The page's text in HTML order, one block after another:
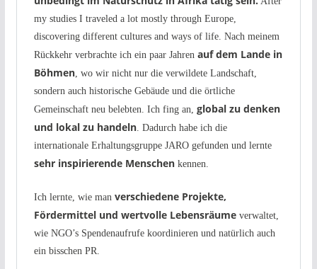
my studies I traveled a lot mostly through Europe,
discovering different cultures and ways of life. Nach meinem
Rückkehr verbrachte ich ein paar Jahren auf dem Lande in
Böhmen, wo wir nicht nur die verwildete Landschaft,
sondern auch historische Gebäude und die örtliche
Gemeinschaft neu belebten. Ich fing an, global zu denken
und lokal zu handeln. Dadurch habe ich die
internationale Erhaltungsgruppe JARO gefunden und lernte
sehr inspirierende Menschenkennen.
Ich lernte, wie man verschiedene Projekte,
Fördermittel und wertvolle Lebensräumeverwaltet,
wie NGO’s Spendenaufrufe koordinieren und natürlich auch
ein bisschen PR.